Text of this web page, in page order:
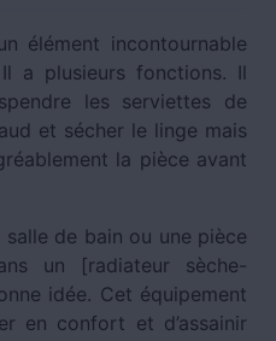
élément incontournable
a plusieurs fonctions. Il
les serviettes de
et sécher le linge mais
la pièce avant
de bain ou une pièce
un [radiateur sèche-
idée. Cet équipement
en confort et d’assainir